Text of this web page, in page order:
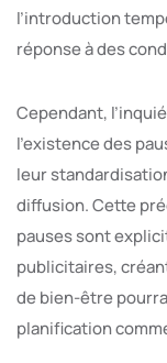
l’introduction
réponse à des
Cependant,
l’existence des
leur
diffusion. Cette
pauses sont
publicitaires,
de bien-être
planification